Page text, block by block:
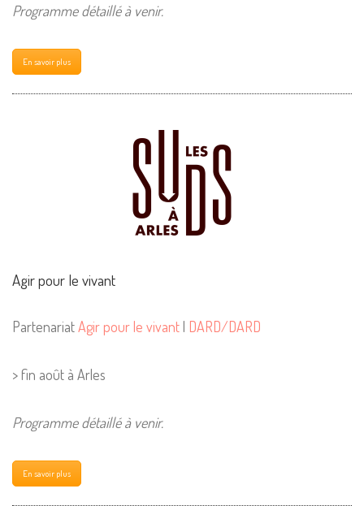
Programme détaillé à venir.
En savoir plus
Agir pour le vivant
PartenariatAgir pour le vivant| DARD/DARD
> fin août à Arles
Programme détaillé à venir.
En savoir plus